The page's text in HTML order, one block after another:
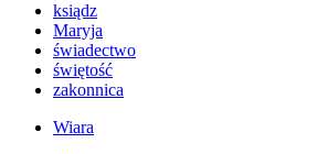
ksiądz
Maryja
świadectwo
świętość
zakonnica
Wiara